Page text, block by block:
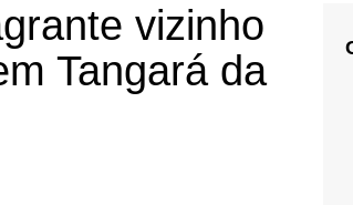
vizinho
Tangará da